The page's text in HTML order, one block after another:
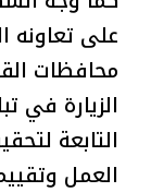
على تعاونه
محافظات
الزيارة في
التابعة
العمل